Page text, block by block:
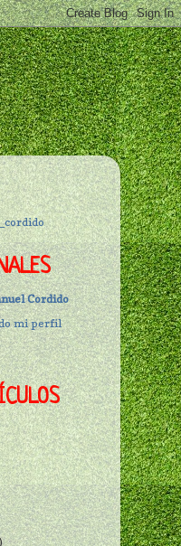
Cordido
mi perfil